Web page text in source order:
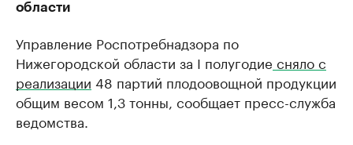
области
Управление Роспотребнадзора по
Нижегородской области за I полугодие сняло с
реализации 48 партий плодоовощной продукции
общим весом 1,3 тонны, сообщает пресс-служба
ведомства.